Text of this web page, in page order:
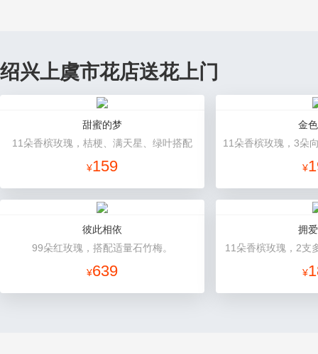
绍兴上虞市花店送花上门
甜蜜的梦
11朵香槟玫瑰，桔梗、满天星、绿叶搭配
¥159
金
¥
彼此相依
99朵红玫瑰，搭配适量石竹梅。
¥639
拥
11朵香槟玫瑰，2支
¥